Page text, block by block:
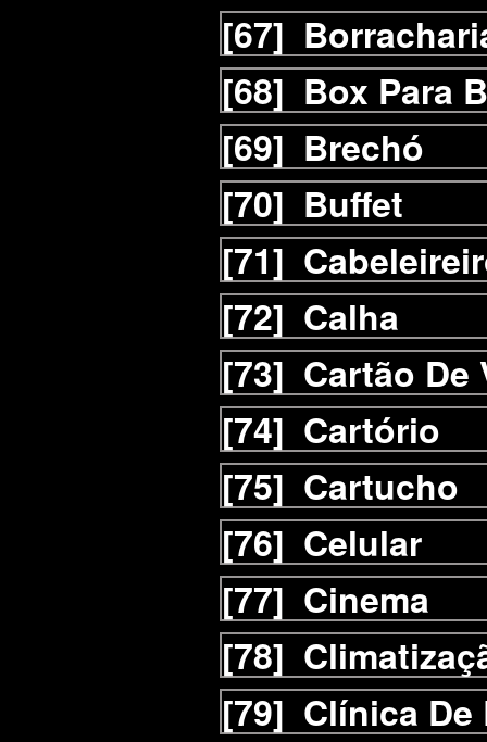
[67]
[68] Box Para
[69] Brechó
[70] Buffet
[71]
[72] Calha
[73] Cartão De
[74] Cartório
[75] Cartucho
[76] Celular
[77] Cinema
[78]
[79] Clínica De